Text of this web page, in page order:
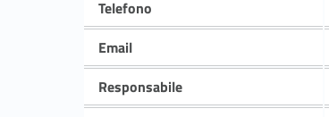
c
i
Telefono
Email
Responsabile